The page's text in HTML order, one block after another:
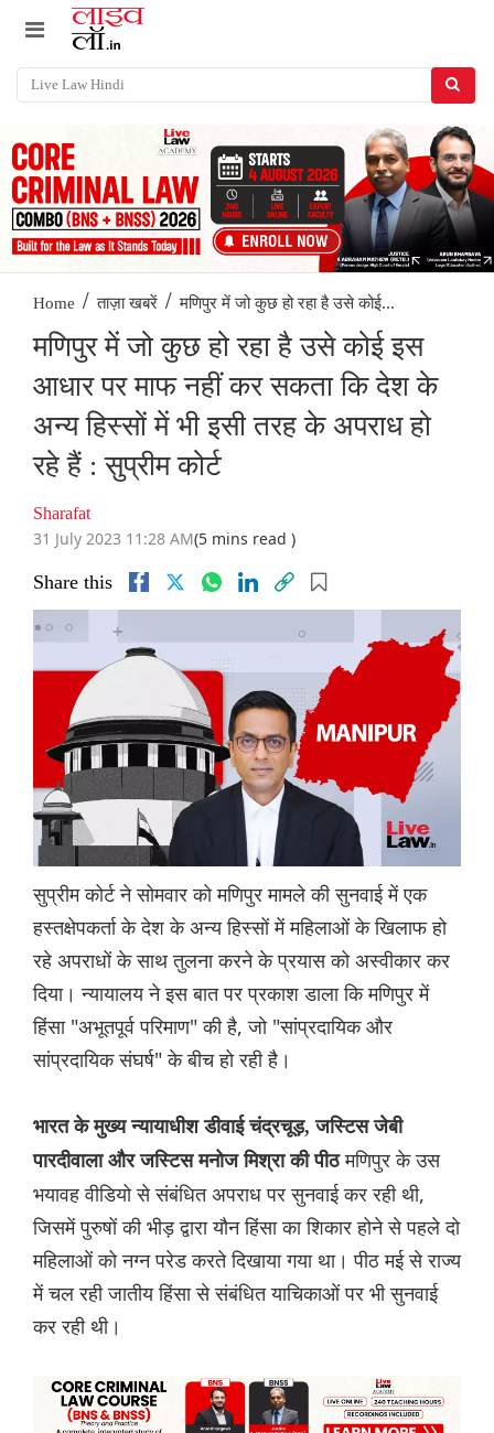
Home / ताज़ा खबरें / मणिपुर में जो कुछ हो रहा है उसे कोई...
मणिपुर में जो कुछ हो रहा है उसे कोई इस
आधार पर माफ नहीं कर सकता कि देश के
अन्य हिस्सों में भी इसी तरह के अपराध हो
रहे हैं : सुप्रीम कोर्ट
Sharafat
31 July 2023 11:28 AM(5 mins read )
Share this
सुप्रीम कोर्ट ने सोमवार को मणिपुर मामले की सुनवाई में एक
हस्तक्षेपकर्ता के देश के अन्य हिस्सों में महिलाओं के खिलाफ हो
रहे अपराधों के साथ तुलना करने के प्रयास को अस्वीकार कर
दिया। न्यायालय ने इस बात पर प्रकाश डाला कि मणिपुर में
हिंसा "अभूतपूर्व परिमाण" की है, जो "सांप्रदायिक और
सांप्रदायिक संघर्ष" के बीच हो रही है।
भारत के मुख्य न्यायाधीश डीवाई चंद्रचूड़, जस्टिस जेबी
पारदीवाला और जस्टिस मनोज मिश्रा की पीठमणिपुर के उस
भयावह वीडियो से संबंधित अपराध पर सुनवाई कर रही थी,
जिसमें पुरुषों की भीड़ द्वारा यौन हिंसा का शिकार होने से पहले दो
महिलाओं को नग्न परेड करते दिखाया गया था। पीठ मई से राज्य
में चल रही जातीय हिंसा से संबंधित याचिकाओं पर भी सुनवाई
कर रही थी।